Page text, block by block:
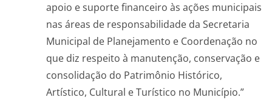
apoio e suporte financeiro às ações municipais
nas áreas de responsabilidade da Secretaria
Municipal de Planejamento e Coordenação no
que diz respeito à manutenção, conservação e
consolidação do Patrimônio Histórico,
Artístico, Cultural e Turístico no Município.”